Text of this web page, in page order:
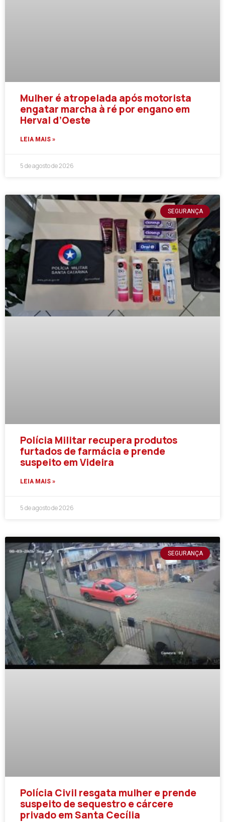
Mulher é atropelada após motorista
engatar marcha à ré por engano em
Herval d’Oeste
LEIA MAIS »
5 de agosto de 2026
SEGURANÇA
Polícia Militar recupera produtos
furtados de farmácia e prende
suspeito em Videira
LEIA MAIS »
5 de agosto de 2026
SEGURANÇA
Polícia Civil resgata mulher e prende
suspeito de sequestro e cárcere
privado em Santa Cecília